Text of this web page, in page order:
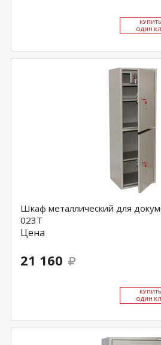
ОДИН
Шкаф металлический для
023Т
Цена
21 160
ОДИН